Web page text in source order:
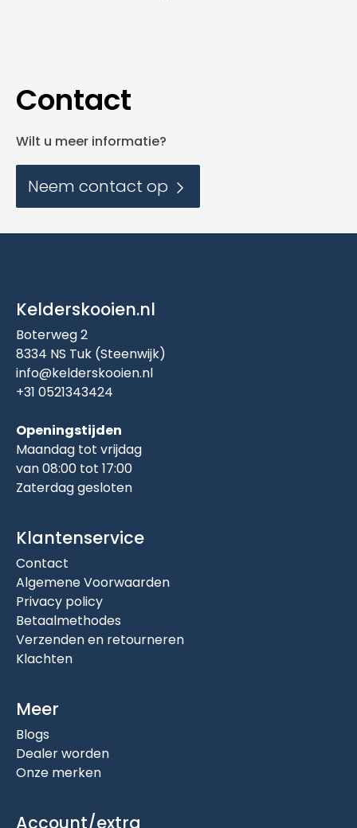
Contact
Wilt u meer informatie?
Neem contact op
Kelderskooien.nl
Boterweg 2
8334 NS Tuk (Steenwijk)
info@kelderskooien.nl
+31 0521343424
Openingstijden
Maandag tot vrijdag
van 08:00 tot 17:00
Zaterdag gesloten
Klantenservice
Contact
Algemene Voorwaarden
Privacy policy
Betaalmethodes
Verzenden en retourneren
Klachten
Meer
Blogs
Dealer worden
Onze merken
Account/extra